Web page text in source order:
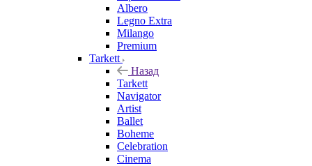
Albero
Legno Extra
Milango
Premium
Tarkett
Назад
Tarkett
Navigator
Artist
Ballet
Boheme
Celebration
Cinema